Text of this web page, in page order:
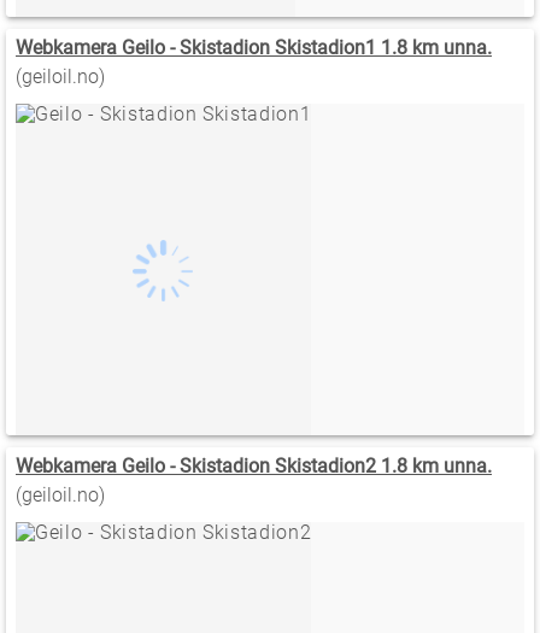
Webkamera Geilo - Skistadion Skistadion1 1.8 km unna.
(geiloil.no)
Webkamera Geilo - Skistadion Skistadion2 1.8 km unna.
(geiloil.no)